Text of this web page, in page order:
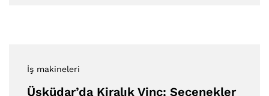
İş makineleri
Üsküdar’da Kiralık Vinç: Seçenekler